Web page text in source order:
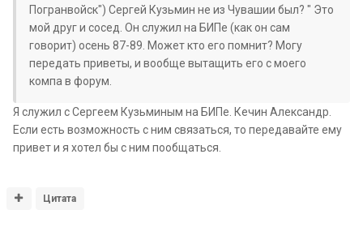
Погранвойск") Сергей Кузьмин не из Чувашии был? " Это
мой друг и сосед. Он служил на БИПе (как он сам
говорит) осень 87-89. Может кто его помнит? Могу
передать приветы, и вообще вытащить его с моего
компа в форум.
Я служил с Сергеем Кузьминым на БИПе. Кечин Александр.
Если есть возможность с ним связаться, то передавайте ему
привет и я хотел бы с ним пообщаться.
Цитата